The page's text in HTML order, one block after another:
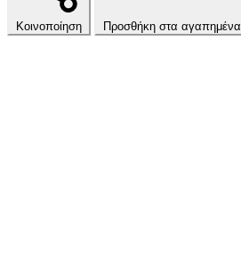
Κοινοποίηση Προσθήκη στα αγαπημένα